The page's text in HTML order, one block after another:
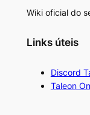
Wiki oficial do
Links úteis
Discord
Taleon